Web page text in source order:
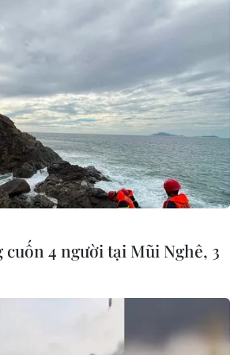
Độ
thành công hai
Phương Huệ
TẤN XÃ VIỆT NAM
cuốn 4 người tại Mũi Nghê, 3